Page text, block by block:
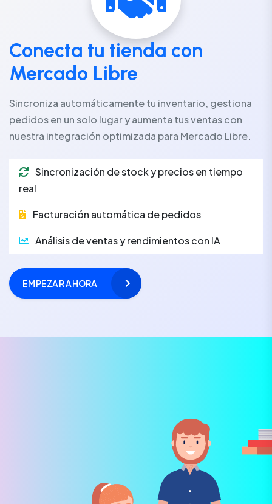
Conecta tu tienda con
Mercado Libre
Sincroniza automáticamente tu inventario, gestiona
pedidos en un solo lugar y aumenta tus ventas con
nuestra integración optimizada para Mercado Libre.
Sincronización de stock y precios en tiempo
real
Facturación automática de pedidos
Análisis de ventas y rendimientos con IA
EMPEZAR AHORA